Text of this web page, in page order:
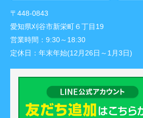
〒448-0843
愛知県刈谷市新栄町６丁目19
営業時間： 9:30～18:30
定休日： 年末年始(12月26日～1月3日)